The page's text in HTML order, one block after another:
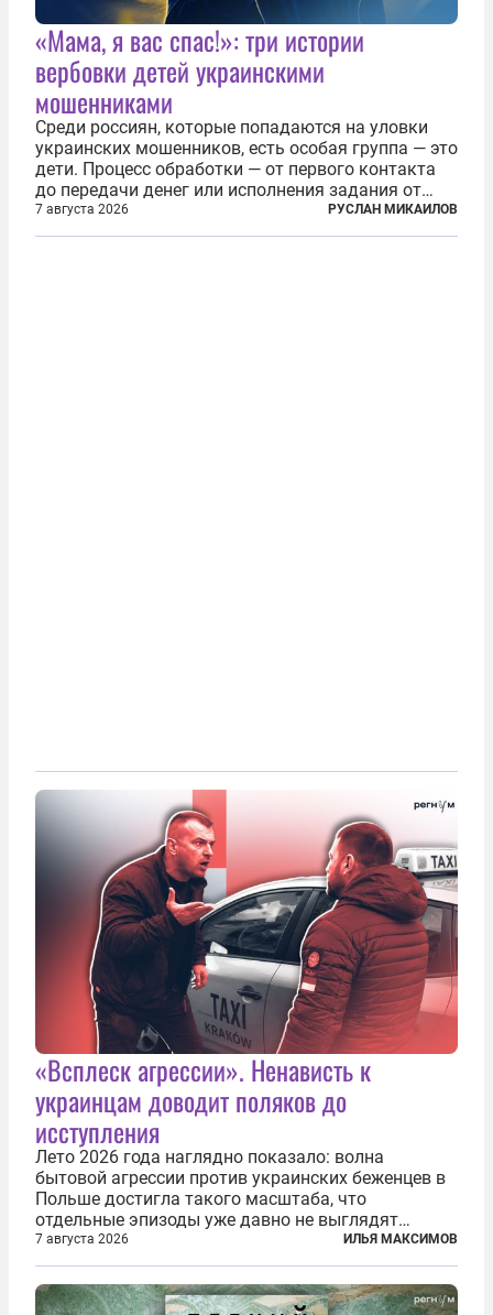
«Мама, я вас спас!»: три истории
вербовки детей украинскими
мошенниками
Среди россиян, которые попадаются на уловки
украинских мошенников, есть особая группа — это
дети. Процесс обработки — от первого контакта
до передачи денег или исполнения задания от
кураторов может занять от двух часов до
нескольких месяцев. Детей превращают в
7 августа 2026 РУСЛАН МИКАИЛОВ
«Всплеск агрессии». Ненависть к
украинцам доводит поляков до
исступления
Лето 2026 года наглядно показало: волна
бытовой агрессии против украинских беженцев в
Польше достигла такого масштаба, что
отдельные эпизоды уже давно не выглядят
случайными. Поляки, судя по происходящему,
буквально теряют рассудок от ненависти к
украинским беженцам, и каждый новый случай
по-своему...
7 августа 2026 ИЛЬЯ МАКСИМОВ